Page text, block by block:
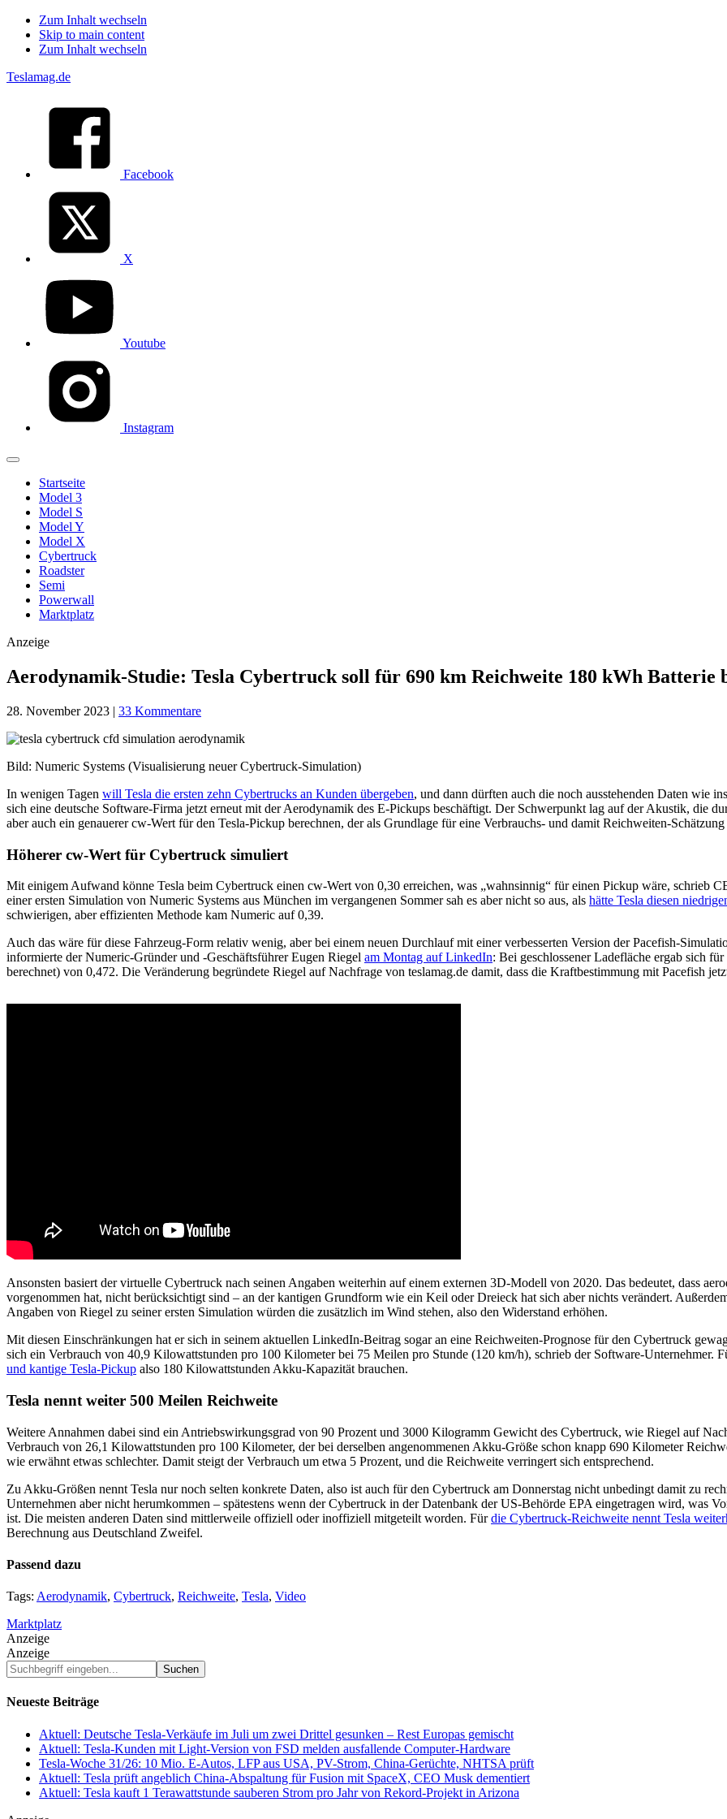
Zum Inhalt wechseln
Skip to main content
Zum Inhalt wechseln
Teslamag.de
Facebook
X
Youtube
Instagram
Startseite
Model 3
Model S
Model Y
Model X
Cybertruck
Roadster
Semi
Powerwall
Marktplatz
Anzeige
Aerodynamik-Studie: Tesla Cybertruck soll für 690 km Reichweite 180 kWh Batterie
28. November 2023 | 33 Kommentare
Bild: Numeric Systems (Visualisierung neuer Cybertruck-Simulation)
In wenigen Tagen will Tesla die ersten zehn Cybertrucks an Kunden übergeben, und dann dürften auch die noch ausstehenden Daten wie
sich eine deutsche Software-Firma jetzt erneut mit der Aerodynamik des E-Pickups beschäftigt. Der Schwerpunkt lag auf der Akustik, die
aber auch ein genauerer cw-Wert für den Tesla-Pickup berechnen, der als Grundlage für eine Verbrauchs- und damit Reichweiten-Schätzung
Höherer cw-Wert für Cybertruck simuliert
Mit einigem Aufwand könne Tesla beim Cybertruck einen cw-Wert von 0,30 erreichen, was „wahnsinnig“ für einen Pickup wäre, schrieb
einer ersten Simulation von Numeric Systems aus München im vergangenen Sommer sah es aber nicht so aus, als hätte Tesla diesen
schwierigen, aber effizienten Methode kam Numeric auf 0,39.
Auch das wäre für diese Fahrzeug-Form relativ wenig, aber bei einem neuen Durchlauf mit einer verbesserten Version der Pacefish-
informierte der Numeric-Gründer und -Geschäftsführer Eugen Riegel am Montag auf LinkedIn: Bei geschlossener Ladefläche ergab sich
berechnet) von 0,472. Die Veränderung begründete Riegel auf Nachfrage von teslamag.de damit, dass die Kraftbestimmung mit Pacefish
Ansonsten basiert der virtuelle Cybertruck nach seinen Angaben weiterhin auf einem externen 3D-Modell von 2020. Das bedeutet, dass
vorgenommen hat, nicht berücksichtigt sind – an der kantigen Grundform wie ein Keil oder Dreieck hat sich aber nichts verändert.
Angaben von Riegel zu seiner ersten Simulation würden die zusätzlich im Wind stehen, also den Widerstand erhöhen.
Mit diesen Einschränkungen hat er sich in seinem aktuellen LinkedIn-Beitrag sogar an eine Reichweiten-Prognose für den Cybertruck
sich ein Verbrauch von 40,9 Kilowattstunden pro 100 Kilometer bei 75 Meilen pro Stunde (120 km/h), schrieb der Software-Unternehmer.
und kantige Tesla-Pickup also 180 Kilowattstunden Akku-Kapazität brauchen.
Tesla nennt weiter 500 Meilen Reichweite
Weitere Annahmen dabei sind ein Antriebswirkungsgrad von 90 Prozent und 3000 Kilogramm Gewicht des Cybertruck, wie Riegel auf
Verbrauch von 26,1 Kilowattstunden pro 100 Kilometer, der bei derselben angenommenen Akku-Größe schon knapp 690 Kilometer
wie erwähnt etwas schlechter. Damit steigt der Verbrauch um etwa 5 Prozent, und die Reichweite verringert sich entsprechend.
Zu Akku-Größen nennt Tesla nur noch selten konkrete Daten, also ist auch für den Cybertruck am Donnerstag nicht unbedingt damit zu
Unternehmen aber nicht herumkommen – spätestens wenn der Cybertruck in der Datenbank der US-Behörde EPA eingetragen wird, was
ist. Die meisten anderen Daten sind mittlerweile offiziell oder inoffiziell mitgeteilt worden. Fürdie Cybertruck-Reichweite nennt Tesla
Berechnung aus Deutschland Zweifel.
Passend dazu
Tags: Aerodynamik, Cybertruck, Reichweite, Tesla, Video
Marktplatz
Anzeige
Anzeige
Suchbegriff
eingeben...
Neueste Beiträge
Aktuell: Deutsche Tesla-Verkäufe im Juli um zwei Drittel gesunken – Rest Europas gemischt
Aktuell: Tesla-Kunden mit Light-Version von FSD melden ausfallende Computer-Hardware
Tesla-Woche 31/26: 10 Mio. E-Autos, LFP aus USA, PV-Strom, China-Gerüchte, NHTSA prüft
Aktuell: Tesla prüft angeblich China-Abspaltung für Fusion mit SpaceX, CEO Musk dementiert
Aktuell: Tesla kauft 1 Terawattstunde sauberen Strom pro Jahr von Rekord-Projekt in Arizona